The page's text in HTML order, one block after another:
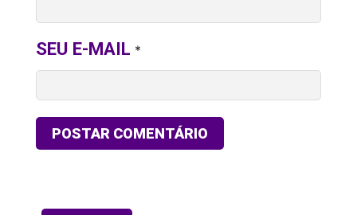
SEU E-MAIL *